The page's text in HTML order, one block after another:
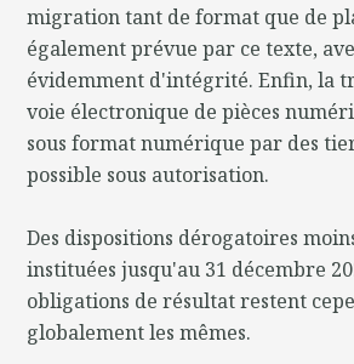
migration tant de format que de
également prévue par ce texte,
évidemment d'intégrité. Enfin, la
voie électronique de pièces
sous format numérique par des
possible sous autorisation.
Des dispositions dérogatoires
instituées jusqu'au 31 décembre
obligations de résultat restent
globalement les mêmes.